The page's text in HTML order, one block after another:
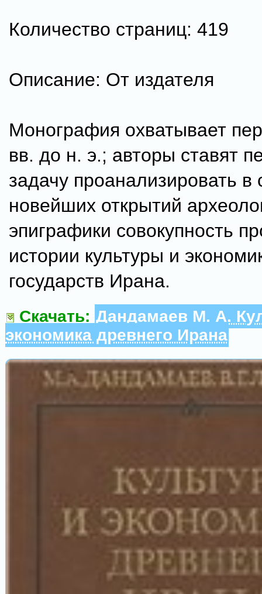
Количество страниц: 419
Описание: От издателя
Монография охватывает
вв. до н. э.; авторы ставят
задачу проанализировать в
новейших открытий
эпиграфики совокупность
истории культуры и
государств Ирана.
Скачать: Дандамаев М. А.
экономика древнего Ирана